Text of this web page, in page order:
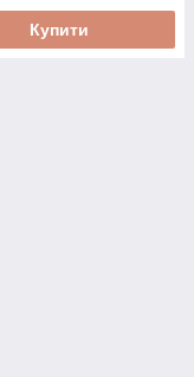
Купити